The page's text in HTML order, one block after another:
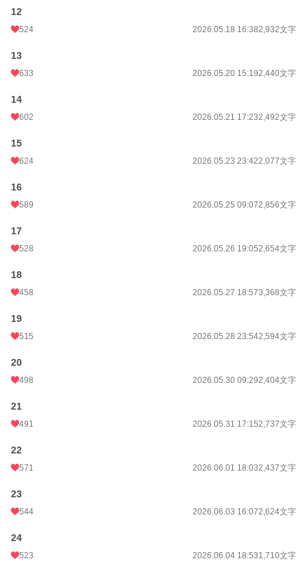
累計ポイント
12
524 2026.05.18 16:382,932文字
13
633 2026.05.20 15:192,440文字
14
602 2026.05.21 17:232,492文字
15
624 2026.05.23 23:422,077文字
16
589 2026.05.25 09:072,856文字
17
528 2026.05.26 19:052,654文字
18
458 2026.05.27 18:573,368文字
19
515 2026.05.28 23:542,594文字
20
498 2026.05.30 09:292,404文字
21
491 2026.05.31 17:152,737文字
22
571 2026.06.01 18:032,437文字
23
544 2026.06.03 16:072,624文字
24
523 2026.06.04 18:531,710文字